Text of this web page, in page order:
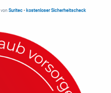
von Suritec • kostenloser Sicherheitscheck